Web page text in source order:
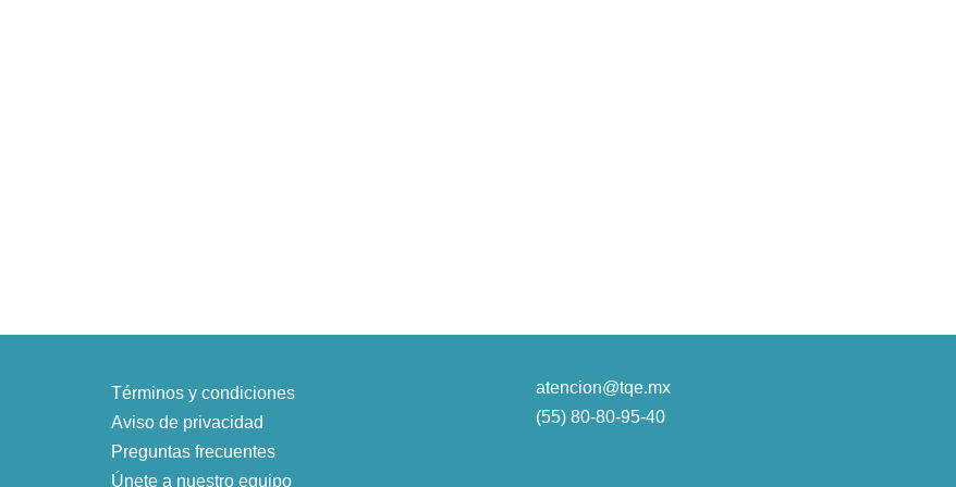
Términos y condiciones
Aviso de privacidad
Preguntas frecuentes
Únete a nuestro equipo
atencion@tqe.mx
(55) 80-80-95-40